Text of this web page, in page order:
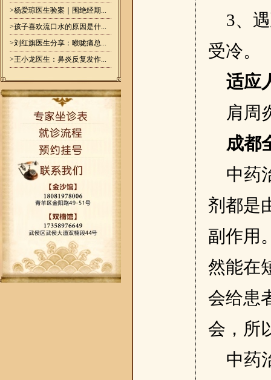
>杨爱琼医生验案｜围绝经期...
>孩子喜欢流口水的原因是什...
>刘红旗医生分享：喉咙痛总...
>王小龙医生：鼻炎反复发作...
3、
受冷。
适应
肩周
成都
中药
剂都是
副作用
然能在
会给患
会，所
中药